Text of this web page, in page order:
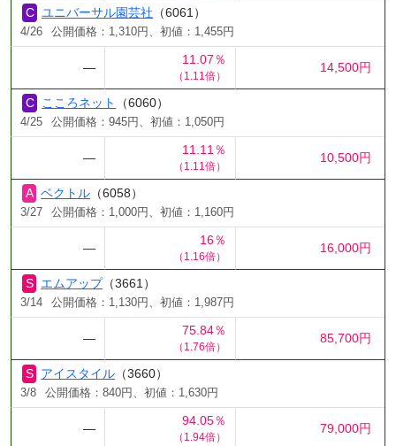
ユニバーサル園芸社 （6061）
4/26 公開価格：1,310円、初値：1,455円
―
11.07％
（1.11倍）
14,500円
こころネット （6060）
4/25 公開価格：945円、初値：1,050円
―
11.11％
（1.11倍）
10,500円
ベクトル （6058）
3/27 公開価格：1,000円、初値：1,160円
―
16％
（1.16倍）
16,000円
エムアップ（3661）
3/14 公開価格：1,130円、初値：1,987円
―
75.84％
（1.76倍）
85,700円
アイスタイル （3660）
3/8 公開価格：840円、初値：1,630円
―
94.05％
（1.94倍）
79,000円